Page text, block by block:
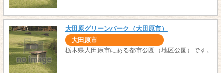
大田原グリーンパーク（大田原市）
大田原市
栃木県大田原市にある都市公園（地区公園）です。